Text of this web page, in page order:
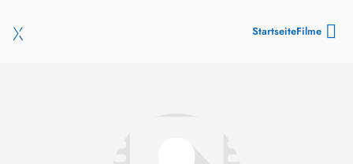
StartseiteFilme